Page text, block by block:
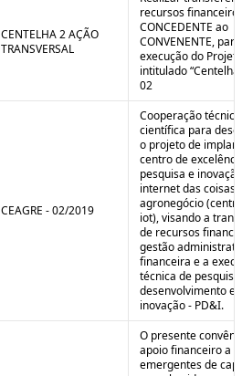
CENTELHA 2 AÇÃO
TRANSVERSAL
recursos
CONCEDENTE ao
CONVENENTE,
execução do Projeto
intitulado
02
CEAGRE - 02/2019
Cooperação
científica para
o projeto de
centro de
pesquisa e
internet das coisas
agronegócio
iot), visando a
de recursos
gestão
financeira e a
técnica de pesquisa,
desenvolvimento e
inovação - PD&I.
O presente
apoio financeiro a
emergentes de